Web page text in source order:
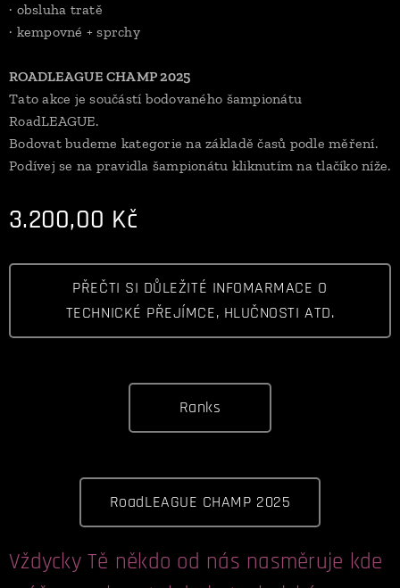
· obsluha tratě
· kempovné + sprchy
ROADLEAGUE CHAMP 2025
Tato akce je součástí bodovaného šampionátu
RoadLEAGUE.
Bodovat budeme kategorie na základě časů podle měření.
Podívej se na pravidla šampionátu kliknutím na tlačíko níže.
3.200,00 Kč
PŘEČTI SI DŮLEŽITÉ INFOMARMACE O
TECHNICKÉ PŘEJÍMCE, HLUČNOSTI ATD.
Ranks
RoadLEAGUE CHAMP 2025
Vždycky Tě někdo od nás nasměruje kde